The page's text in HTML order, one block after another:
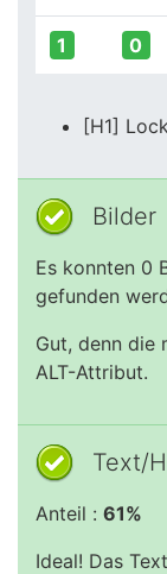
1 0
[H1]
Bilder
Es konnten 0
gefunden
Gut, denn die
ALT-Attribut.
Text/
Anteil : 61%
Ideal! Das